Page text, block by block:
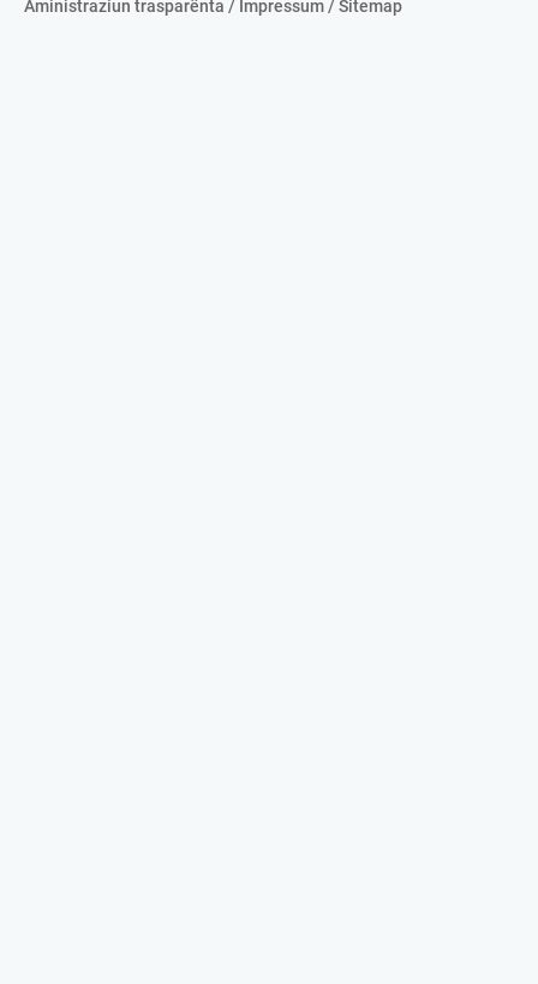
Aministraziun trasparënta / Impressum/ Sitemap